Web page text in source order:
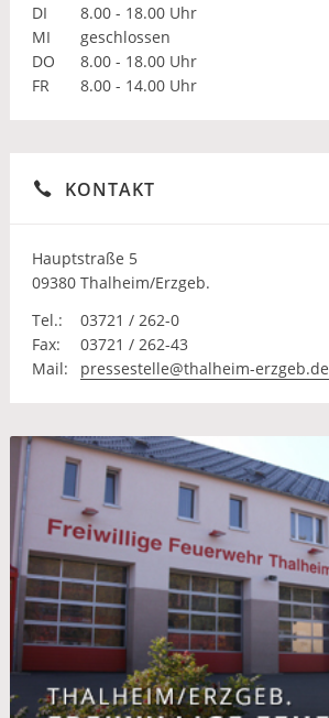
DI
8.00 - 18.00 Uhr
MI
geschlossen
DO
8.00 - 18.00 Uhr
FR
8.00 - 14.00 Uhr
KONTAKT
Hauptstraße 5
09380 Thalheim/Erzgeb.
Tel.:
03721 / 262-0
Fax:
03721 / 262-43
Mail:
pressestelle@thalheim-erzgeb.de